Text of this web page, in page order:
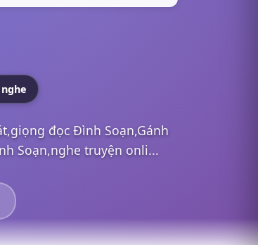
đọc Đình Soạn,Gánh
Soạn,nghe truyện onli...